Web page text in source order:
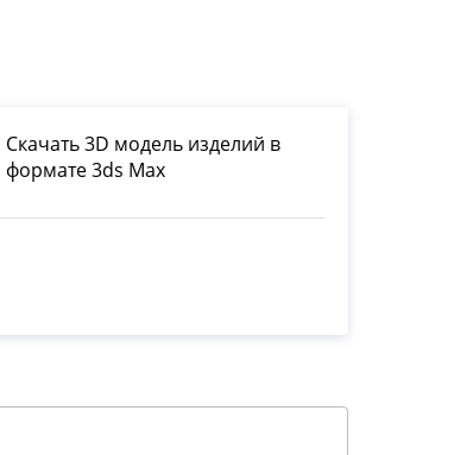
Скачать 3D модель изделий в
формате 3ds Max